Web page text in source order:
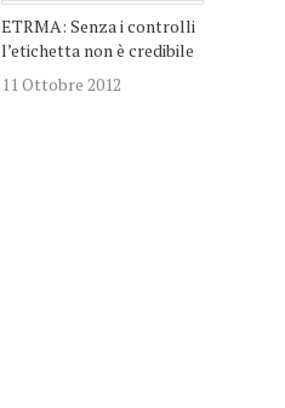
ETRMA: Senza i controlli
l’etichetta non è credibile
11 Ottobre 2012